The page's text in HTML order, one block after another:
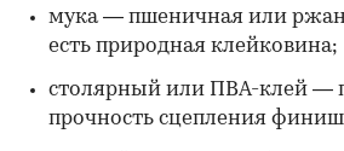
мука — пшеничная или
есть природная клейковина;
столярный или ПВА-клей —
прочность сцепления